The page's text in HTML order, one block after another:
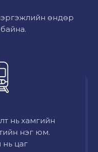
өндөр
байна.
нь хамгийн
нэг юм.
цаг